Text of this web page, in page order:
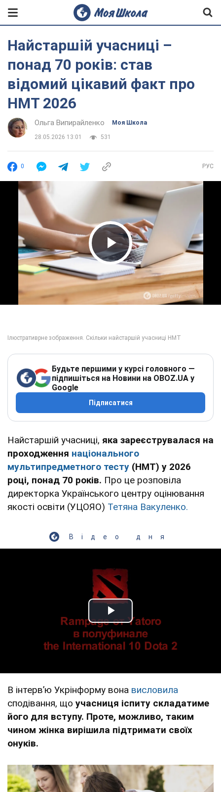
Найстаршій учасниці –
понад 70 років: став
відомий цікавий факт про
НМТ 2026
Ольга Випирайленко Моя Школа
28.05.2026 13:01 531
0 РУС
Play Video
Будьте першими у курсі головного —
підпишіться на Новини на OBOZ.UA у
Google
Підписатися
Найстаршій учасниці, яка зареєструвалася на
проходження національного
мультипредметного тесту (НМТ) у 2026
році, понад 70 років. Про це розповіла
директорка Українського центру оцінювання
якості освіти (УЦОЯО) Тетяна Вакуленко.
Відео дня
Play Video
В інтервʼю Укрінформу вона висловила
сподівання, що учасниця іспиту складатиме
його для вступу. Проте, можливо, таким
чином жінка вирішила підтримати своїх
онуків.